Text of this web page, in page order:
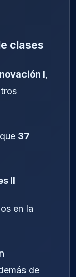
clases
I,
37
II
en la
de